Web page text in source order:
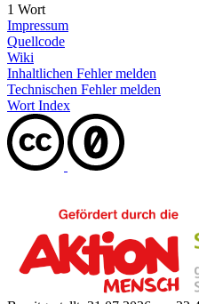
1 Wort
Impressum
Quellcode
Wiki
Inhaltlichen Fehler melden
Technischen Fehler melden
Wort Index